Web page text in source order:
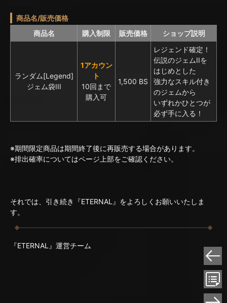
商品名/販売価格
商品名
購入制限 販売価格 ショップ説明
ランダム[Legend]
ジェム袋III
1アカウン
ト
10回まで
購入可
1,500 BS
レジェンド確定！
伝説のジェムIIを
はじめとした
強力なスキル付き
のジェムから
いずれかひとつが
必ず手に入る！
※期間限定商品は期間終了後に再販売する場合があります。
※排出確率についてはページ上部をご確認ください。
それでは、引き続き『ETERNAL』をよろしくお願いいたしま
す。
『ETERNAL』運営チーム